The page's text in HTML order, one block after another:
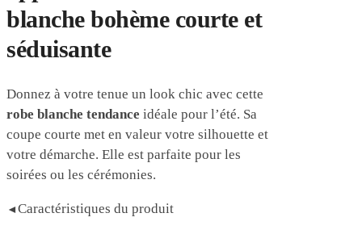
blanche bohèmecourte et
séduisante
Donnez à votre tenue un look chic avec cette
robe blanche tendance idéale pour l’été. Sa
coupe courte met en valeur votre silhouette et
votre démarche. Elle est parfaite pour les
soirées ou les cérémonies.
◄Caractéristiques du produit